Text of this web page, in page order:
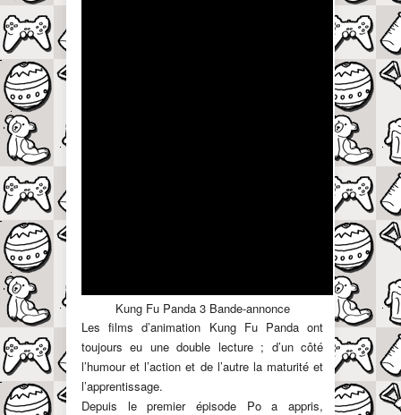
Kung Fu Panda 3 Bande-annonce
Les films d’animation Kung Fu Panda ont
toujours eu une double lecture ; d’un côté
l’humour et l’action et de l’autre la maturité et
l’apprentissage.
Depuis le premier épisode Po a appris,